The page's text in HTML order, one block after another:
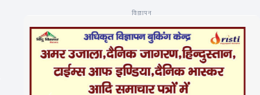
विज्ञापन